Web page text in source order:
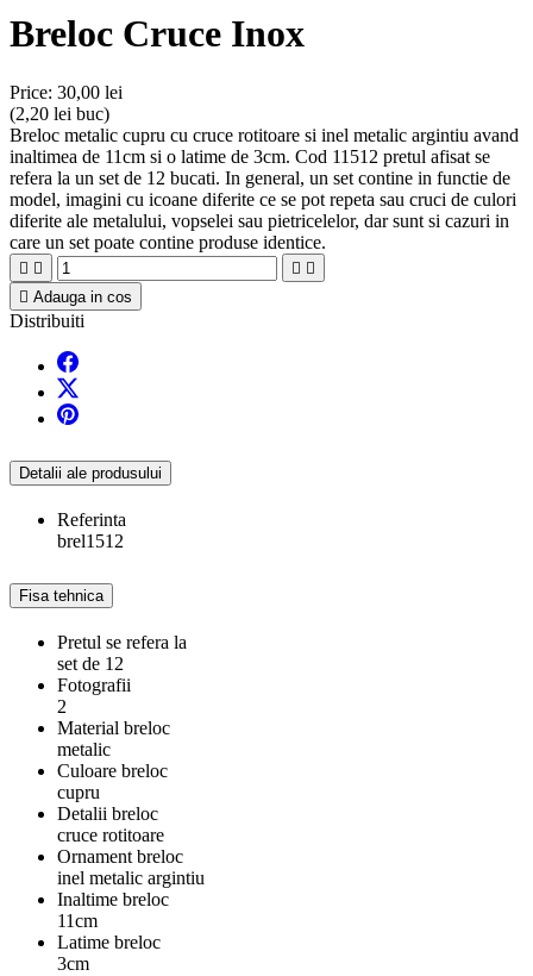
Breloc Cruce Inox
Price: 30,00 lei
(2,20 lei buc)
Breloc metalic cupru cu cruce rotitoare si inel metalic argintiu avand
inaltimea de 11cm si o latime de 3cm. Cod 11512 pretul afisat se
refera la un set de 12 bucati. In general, un set contine in functie de
model, imagini cu icoane diferite ce se pot repeta sau cruci de culori
diferite ale metalului, vopselei sau pietricelelor, dar sunt si cazuri in
care un set poate contine produse identice.
   
 Adauga in cos
Distribuiti
Detalii ale produsului
Referinta
brel1512
Fisa tehnica
Pretul se refera la
set de 12
Fotografii
2
Material breloc
metalic
Culoare breloc
cupru
Detalii breloc
cruce rotitoare
Ornament breloc
inel metalic argintiu
Inaltime breloc
11cm
Latime breloc
3cm